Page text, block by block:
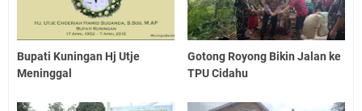
Bupati Kuningan Hj Utje
Meninggal
Gotong Royong Bikin Jalan ke
TPU Cidahu